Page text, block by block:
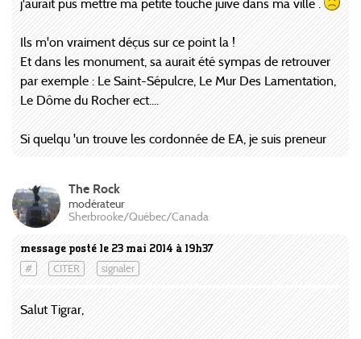
j'aurait pus mettre ma petite touche juive dans ma ville .
Ils m'on vraiment déçus sur ce point la !
Et dans les monument, sa aurait été sympas de retrouver
par exemple : Le Saint-Sépulcre, Le Mur Des Lamentation,
Le Dôme du Rocher ect....
Si quelqu 'un trouve les cordonnée de EA, je suis preneur
message posté le 23 mai 2014 à 19h37
# CITER signaler
The Rock
modérateur
Sherbrooke/Québec/Canada
Salut Tigrar,